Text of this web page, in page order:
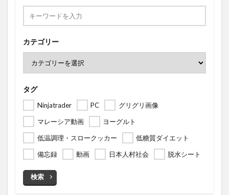
カテゴリー
タグ
Ninjatrader PC
グリグリ画像
マレーシア動画
ヨーグルト
低温調理・スロークッカー
低糖質ダイエット
備忘録
動画 日本人村社会 脱水シート
検索